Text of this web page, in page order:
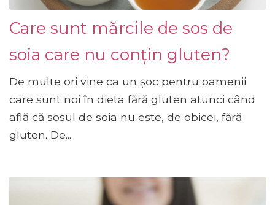
Care sunt mărcile de sos de
soia care nu conțin gluten?
De multe ori vine ca un șoc pentru oamenii
care sunt noi în dieta fără gluten atunci când
află că sosul de soia nu este, de obicei, fără
gluten. De...